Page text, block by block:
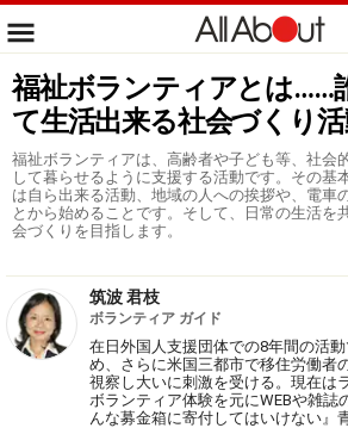
福祉ボランティアとは……
て生活出来る社会づくり
福祉ボランティアは、高齢者や子ども等、社会
して暮らせるように支援する活動です。その基
は自ら出来る活動、地域の人への挨拶や、電車
とから始めることです。そして、日常の生活を
会づくりを目指します。
筑波 君枝
ボランティア ガイド
在日外国人支援団体での8年間の活
め、さらに米国三都市で移住労働者
視察し大いに刺激を受ける。現在は
ボランティア体験を元にWEBや雑誌
んな募金箱に寄付してはいけない』